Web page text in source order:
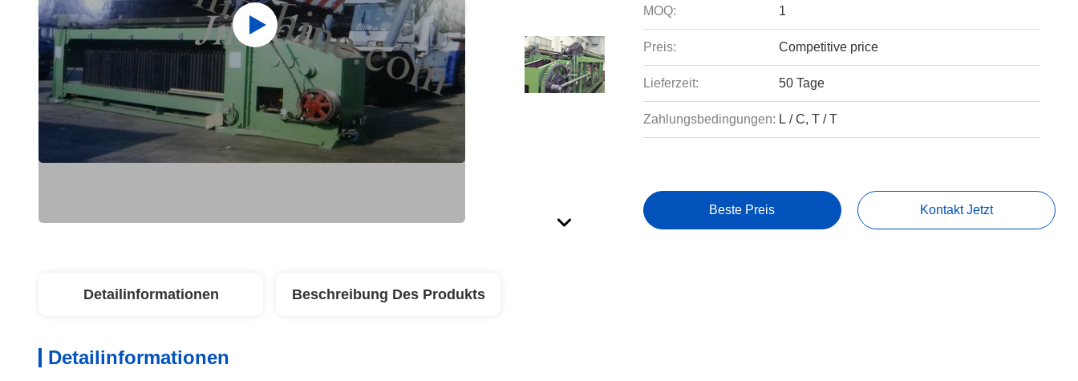
MOQ: 1
Preis: Competitive price
Lieferzeit: 50 Tage
Zahlungsbedingungen: L / C, T / T
Beste Preis Kontakt Jetzt
Detailinformationen Beschreibung Des Produkts
Detailinformationen